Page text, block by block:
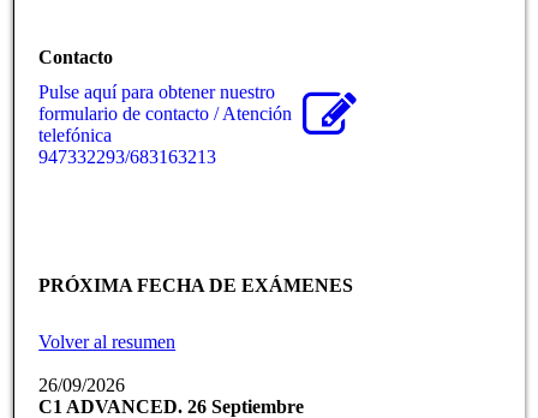
Contacto
Pulse aquí para obtener nuestro
formulario de contacto / Atención
telefónica
947332293/683163213
PRÓXIMA FECHA DE EXÁMENES
Volver al resumen
26/09/2026
C1 ADVANCED. 26 Septiembre